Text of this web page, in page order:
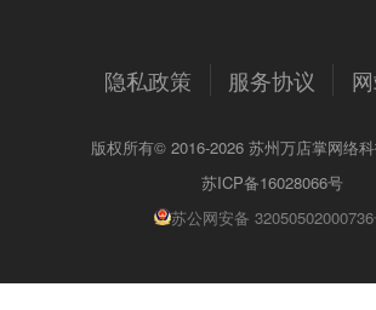
隐私政策 服务协议
版权所有© 2016-2026 苏州万店掌网络
苏ICP备16028066号
苏公网安备